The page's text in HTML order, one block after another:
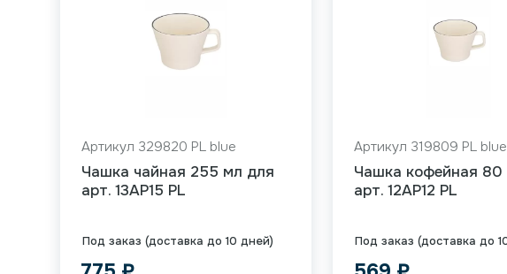
Под заказ (доставка до 10 дней)
Артикул 329820 PL blue
Чашка чайная 255 мл для
арт. 13AP15 PL
Под заказ (доставка до
Артикул 319809 PL blue
Чашка кофейная 80
арт. 12AP12 PL